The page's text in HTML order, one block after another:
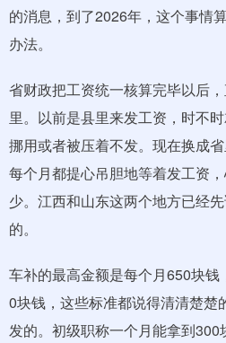
的消息，到了2026年，这个事情
办法。
省财政把工资统一核算完毕以后
里。以前是县里来发工资，时不
挪用或者被压着不发。现在换成
每个月都提心吊胆地等着发工资
少。江西和山东这两个地方已经
的。
车补的最高金额是每个月650块
0块钱，这些标准都说得清清楚楚
发的。初级职称一个月能拿到